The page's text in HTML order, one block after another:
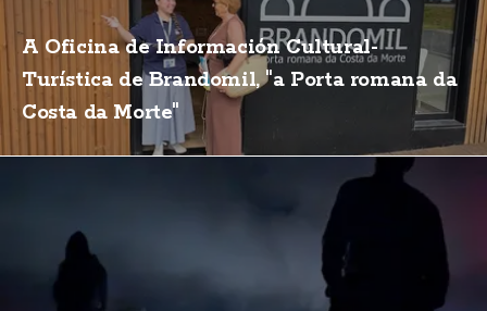
A Oficina de Información Cultural-
Turística de Brandomil, "a Porta romana da
Costa da Morte"